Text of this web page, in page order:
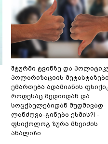
შტურმი ტვინზე და
პოლარიზაციის
ემართება ადამიანის
როდესაც მედიიდან და
სოცქსელებიდან მუდმივად
ლანძღვა-გინება ესმის?! -
ფსიქოლოგ ზურა მხეიძის
ანალიზი